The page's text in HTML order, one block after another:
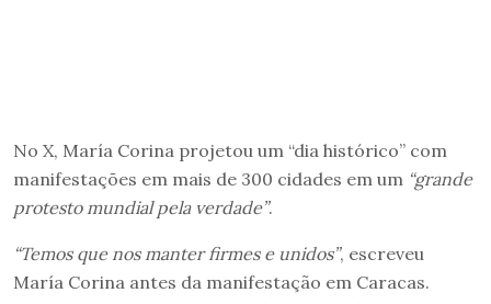
No X, María Corina projetou um “dia histórico” com
manifestações em mais de 300 cidades em um “grande
protesto mundial pela verdade”.
“Temos que nos manter firmes e unidos”, escreveu
María Corina antes da manifestação em Caracas.